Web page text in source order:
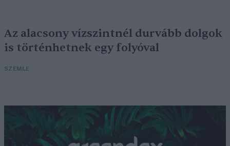
Az alacsony vízszintnél durvább dolgok
is történhetnek egy folyóval
SZEMLE